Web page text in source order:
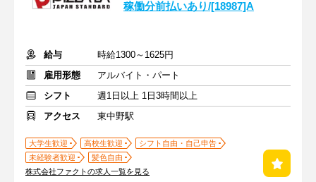
稼働分前払いあり/[18987]A
給与
時給1300～1625円
雇用形態
アルバイト・パート
シフト
週1日以上 1日3時間以上
アクセス
東中野駅
大学生歓迎 高校生歓迎
シフト自由・自己申告
未経験者歓迎
髪色自由
株式会社ファクトの求人一覧を見る